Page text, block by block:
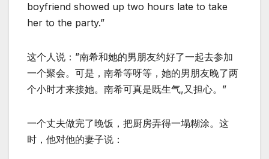
boyfriend showed up two hours late to take
her to the party.”
这个人说：”南希和她的男朋友约好了一起去参加
一个聚会。可是，南希等呀等，她的男朋友晚了两
个小时才来接她。南希可真是既生气,又担心。”
一个丈夫做完了晚饭，把厨房弄得一塌糊涂。这
时，他对他的妻子说：